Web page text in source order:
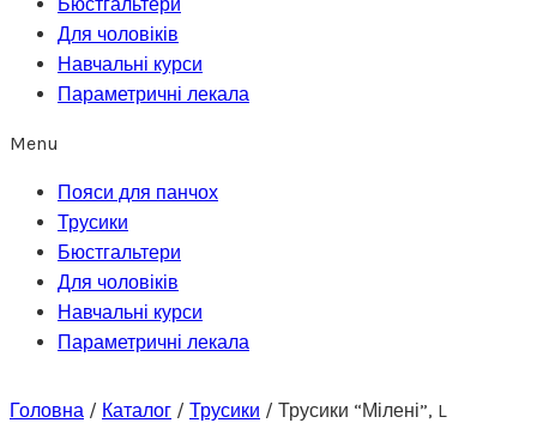
Для чоловіків
Навчальні курси
Параметричні лекала
Menu
Пояси для панчох
Трусики
Бюстгальтери
Для чоловіків
Навчальні курси
Параметричні лекала
Головна / Каталог / Трусики / Трусики “Мілені”, L